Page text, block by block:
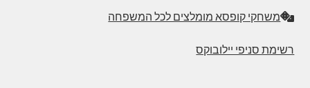
משחקי קופסא מומלצים לכל המשפחה
רשימת סניפי יילובוקס